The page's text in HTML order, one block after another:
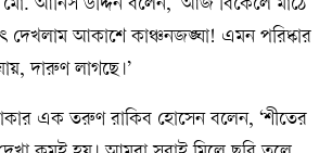
মো. আনিস উদ্দিন বলেন, ‘আজ বিকেলে মাঠে
দেখলাম আকাশে কাঞ্চনজঙ্ঘা! এমন পরিষ্কার
দারুণ লাগছে।’
এক তরুণ রাকিব হোসেন বলেন, ‘শীতের